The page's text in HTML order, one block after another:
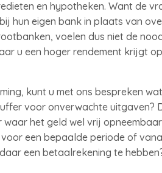
en hypotheken. Want de
hun eigen bank in plaats van
voelen dus niet de
u een hoger rendement krijgt
kunt u met ons bespreken
voor onverwachte uitgaven?
het geld wel vrij
een bepaalde periode of
een betaalrekening te